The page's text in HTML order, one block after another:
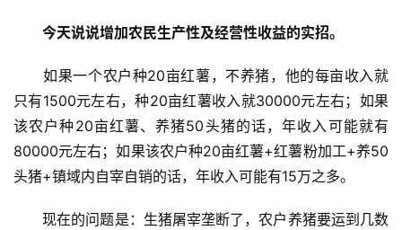
今天说说增加农民生产性及经营性收益的实招。
如果一个农户种20亩红薯，不养猪，他的每亩收入就
只有1500元左右，种20亩红薯收入就30000元左右；如果
该农户种20亩红薯、养猪50头猪的话，年收入可能就有
80000元左右；如果该农户种20亩红薯+红薯粉加工+养50
头猪+镇域内自宰自销的话，年收入可能有15万之多。
现在的问题是：生猪屠宰垄断了，农户养猪要运到几数